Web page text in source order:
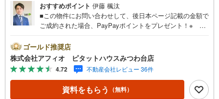
おすすめポイント 伊藤 楓汰
■この物件にお問い合わせして、後日本ページ記載の金額で
ご成約された場合、PayPayポイントをプレゼント！※ 条
中‥365日ご案内いつでも大歓迎!!JR内房線「五井」駅バス
10分。「国分寺台南郵便局」停徒歩8分。国分寺台小学校徒
歩10分・国分寺台中学校徒歩8分とお子様の通学も安心で
す。■制震装置搭載の地震に強い家■安心の人感センサー＋
モニター付きインターホン＋防犯カメラ■水回り集中設計で
家事同線良好 ■リビング全体を見渡せるカウンターキッチ
ゴールド推奨店
株式会社アフィオ ピタットハウスみつわ台店
4.72 不動産会社レビュー 36件
資料をもらう （無料）